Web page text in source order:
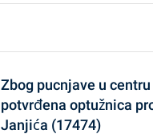
Zbog pucnjave u
potvrđena optužnica
Janjića (17474)